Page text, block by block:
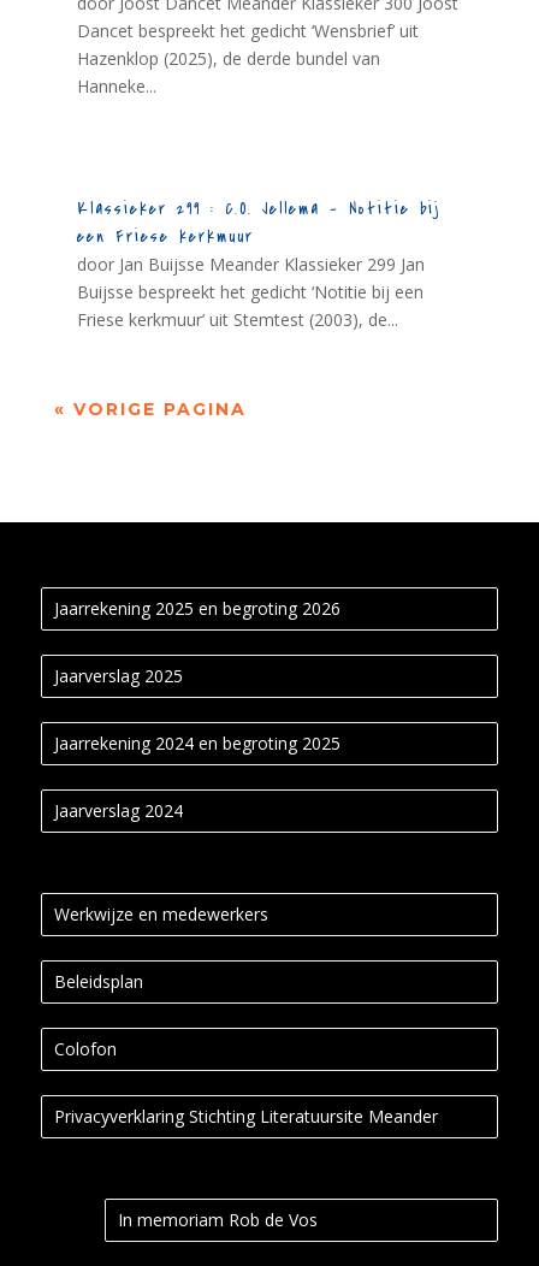
Dancet bespreekt het gedicht ‘Wensbrief’ uit
Hazenklop (2025), de derde bundel van
Hanneke...
Klassieker 299 : C.O. Jellema – Notitie bij
een Friese kerkmuur
door Jan Buijsse Meander Klassieker 299 Jan
Buijsse bespreekt het gedicht ‘Notitie bij een
Friese kerkmuur’ uit Stemtest (2003), de...
« VORIGE PAGINA
Jaarrekening 2025 en begroting 2026
Jaarverslag 2025
Jaarrekening 2024 en begroting 2025
Jaarverslag 2024
Werkwijze en medewerkers
Beleidsplan
Colofon
Privacyverklaring Stichting Literatuursite Meander
In memoriam Rob de Vos